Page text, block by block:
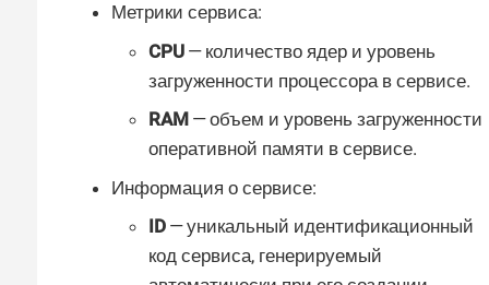
Метрики сервиса:
CPU — количество ядер и уровень
загруженности процессора в сервисе.
RAM — объем и уровень загруженности
оперативной памяти в сервисе.
Информация о сервисе:
ID — уникальный идентификационный
код сервиса, генерируемый